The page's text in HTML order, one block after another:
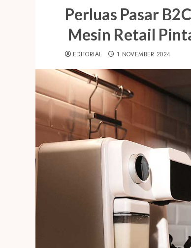
Perluas Pasar
Mesin Retail
EDITORIAL 1 NOVEMBER 2024